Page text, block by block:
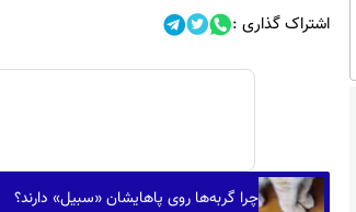
اشتراک گذاری :
چرا گربه‌ها روی پاهایشان «سبیل» دارند؟